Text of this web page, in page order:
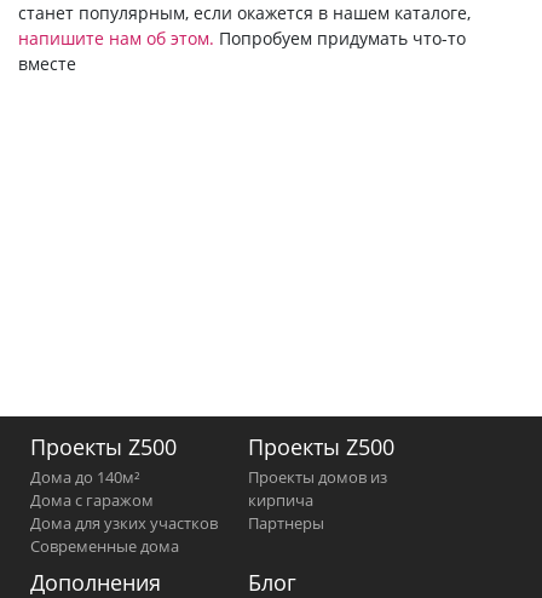
станет популярным, если окажется в нашем каталоге,
напишите нам об этом. Попробуем придумать что-то
вместе
Проекты Z500
Дома до 140м²
Дома с гаражом
Дома для узких участков
Современные дома
Проекты Z500
Проекты домов из
кирпича
Партнеры
Дополнения Блог